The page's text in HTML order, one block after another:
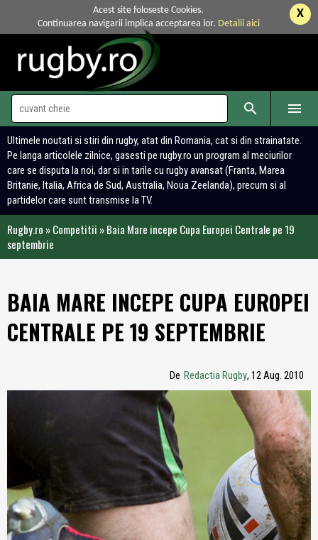
X
Acest site foloseste Cookies.
Continuarea navigarii implica acceptarea lor. Detalii aici
 
Ultimele noutati si stiri din rugby, atat din Romania, cat si din strainatate.
Pe langa articolele zilnice, gasesti pe rugby.ro un program al meciurilor
care se disputa la noi, dar si in tarile cu rugby avansat (Franta, Marea
Britanie, Italia, Africa de Sud, Australia, Noua Zeelanda), precum si al
partidelor care sunt transmise la TV.
Rugby.ro »Competitii »Baia Mare incepe Cupa Europei Centrale pe 19
septembrie
BAIA MARE INCEPE CUPA EUROPEI
CENTRALE PE 19 SEPTEMBRIE
De Redactia Rugby, 12 Aug. 2010